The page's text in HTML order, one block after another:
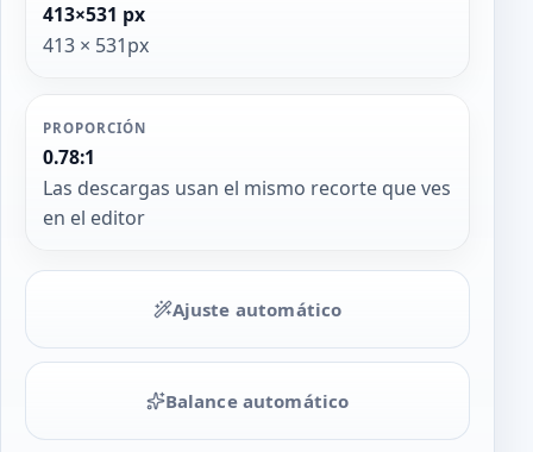
413×531 px
413 × 531px
PROPORCIÓN
0.78:1
Las descargas usan el mismo recorte que ves
en el editor
Ajuste automático
Balance automático